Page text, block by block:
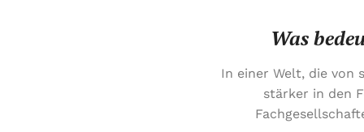
Was
In einer Welt, die von
stärker in den